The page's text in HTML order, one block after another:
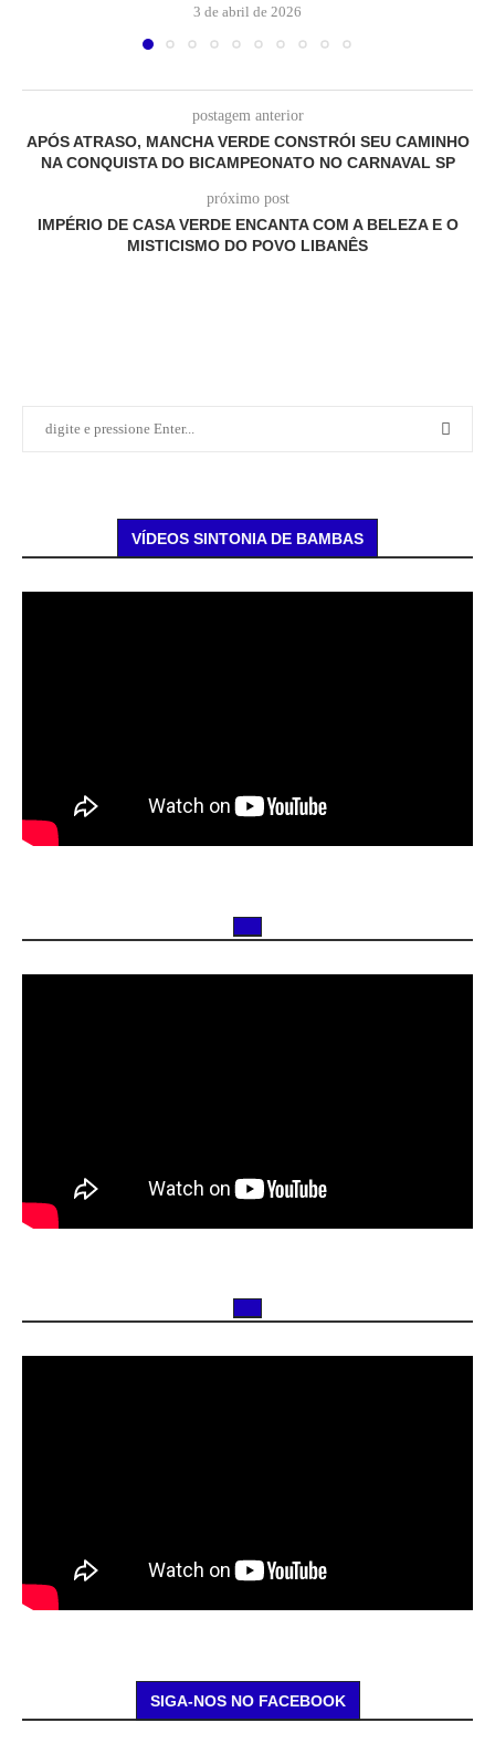
3 de abril de 2026
postagem anterior
APÓS ATRASO, MANCHA VERDE CONSTRÓI SEU CAMINHO
NA CONQUISTA DO BICAMPEONATO NO CARNAVAL SP
próximo post
IMPÉRIO DE CASA VERDE ENCANTA COM A BELEZA E O
MISTICISMO DO POVO LIBANÊS
VÍDEOS SINTONIA DE BAMBAS
SIGA-NOS NO FACEBOOK